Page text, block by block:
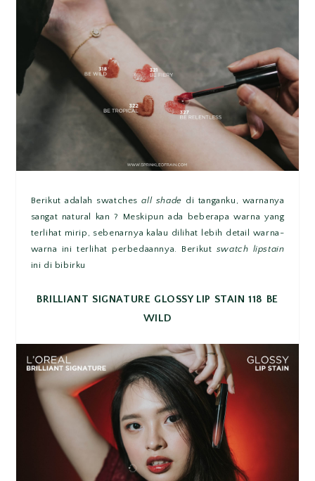
Berikut adalah swatches all shade di tanganku, warnanya
sangat natural kan ? Meskipun ada beberapa warna yang
terlihat mirip, sebenarnya kalau dilihat lebih detail warna-
warna ini terlihat perbedaannya. Berikut swatch lipstain
ini di bibirku
BRILLIANT SIGNATURE GLOSSY LIP STAIN 118 BE
WILD